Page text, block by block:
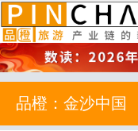
品橙旅游
品橙：金沙中国